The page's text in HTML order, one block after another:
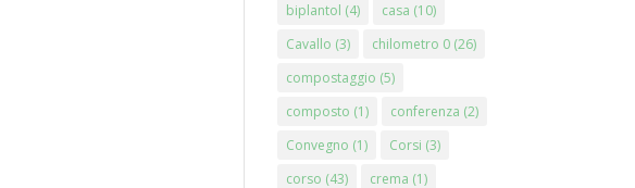
biplantol (4) casa (10)
Cavallo (3) chilometro 0 (26)
compostaggio (5)
composto (1) conferenza (2)
Convegno (1) Corsi (3)
corso (43) crema (1)